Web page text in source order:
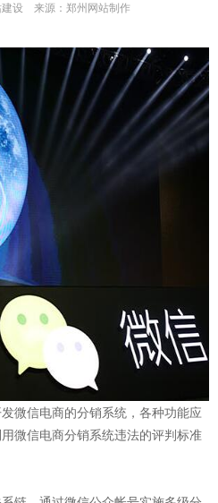
设 来源：郑州网站制作
信电商的分销系统，各种功能应
微信电商分销系统违法的评判标准